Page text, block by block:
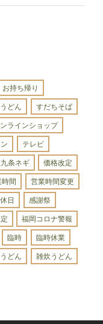
お持ち帰り
どん すだちそば
ラインショップ
テレビ
条ネギ 価格改定
時間 営業時間変更
日 感謝祭
福岡コロナ警報
臨時 臨時休業
どん 雑炊うどん